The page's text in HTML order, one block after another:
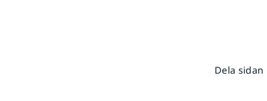
Dela sidan